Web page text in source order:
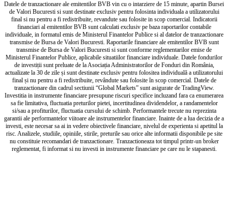
Datele de tranzactionare ale emitentilor BVB vin cu o intarziere de 15 minute, apartin Bursei
de Valori Bucuresti si sunt destinate exclusiv pentru folosinta individuala a utilizatorului
final si nu pentru a fi redistribuite, revandute sau folosite in scop comercial. Indicatorii
financiari al emitentilor BVB sunt calculati exclusiv pe baza raportarilor contabile
individuale, in formatul emis de Ministerul Finantelor Publice si al datelor de tranzactionare
transmise de Bursa de Valori Bucuresti. Raportarile financiare ale emitentilor BVB sunt
transmise de Bursa de Valori Bucuresti si sunt conforme reglementarilor emise de
Ministerul Finantelor Publice, aplicabile situatiilor financiare individuale. Datele fondurilor
de investiții sunt preluate de la Asociația Administratorilor de Fonduri din România,
actualizate la 30 de zile și sunt destinate exclusiv pentru folositea individuală a utilizatorului
final și nu pentru a fi redistribuite, revândute sau folosite în scop comercial. Datele de
tranzactionare din cadrul sectiunii “Global Markets” sunt asigurate de TradingView.
Investitia in instrumente financiare presupune riscuri specifice incluzand fara ca enumerarea
sa fie limitativa, fluctuatia preturilor pietei, incertitudinea dividendelor, a randamentelor
si/sau a profiturilor, fluctuatia cursului de schimb. Performantele trecute nu reprezinta
garantii ale performantelor viitoare ale instrumentelor financiare. Inainte de a lua decizia de a
investi, este necesar sa ai in vedere obiectivele financiare, nivelul de experienta si apetitul la
risc. Analizele, studiile, opiniile, stirile, preturile sau orice alte informatii disponibile pe site
nu constituie recomandari de tranzactionare. Tranzactioneaza tot timpul printr-un broker
reglementat, fi informat si nu investi in instrumente financiare pe care nu le stapanesti.